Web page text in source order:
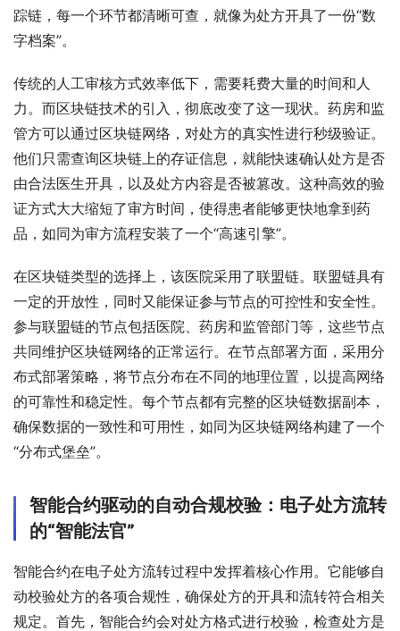
踪链，每一个环节都清晰可查，就像为处方开具了一份“数
字档案”。
传统的人工审核方式效率低下，需要耗费大量的时间和人
力。而区块链技术的引入，彻底改变了这一现状。药房和监
管方可以通过区块链网络，对处方的真实性进行秒级验证。
他们只需查询区块链上的存证信息，就能快速确认处方是否
由合法医生开具，以及处方内容是否被篡改。这种高效的验
证方式大大缩短了审方时间，使得患者能够更快地拿到药
品，如同为审方流程安装了一个“高速引擎”。
在区块链类型的选择上，该医院采用了联盟链。联盟链具有
一定的开放性，同时又能保证参与节点的可控性和安全性。
参与联盟链的节点包括医院、药房和监管部门等，这些节点
共同维护区块链网络的正常运行。在节点部署方面，采用分
布式部署策略，将节点分布在不同的地理位置，以提高网络
的可靠性和稳定性。每个节点都有完整的区块链数据副本，
确保数据的一致性和可用性，如同为区块链网络构建了一个
“分布式堡垒”。
智能合约驱动的自动合规校验：电子处方流转
的“智能法官”
智能合约在电子处方流转过程中发挥着核心作用。它能够自
动校验处方的各项合规性，确保处方的开具和流转符合相关
规定。首先，智能合约会对处方格式进行校验，检查处方是